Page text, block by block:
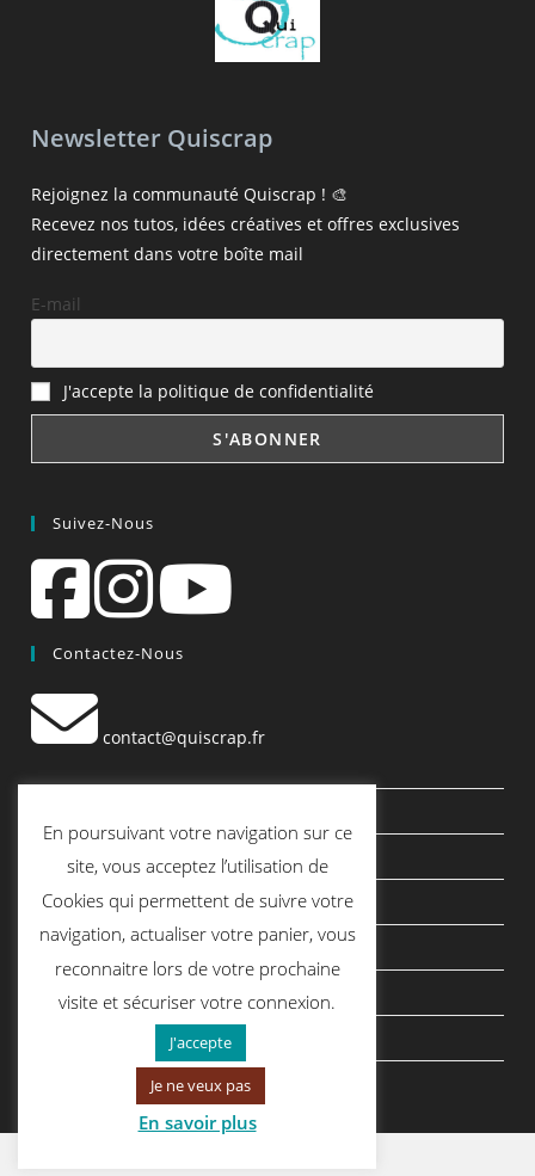
Newsletter Quiscrap
Rejoignez la communauté Quiscrap ! 🎨
Recevez nos tutos, idées créatives et offres exclusives
directement dans votre boîte mail
E-mail
J'accepte la politique de confidentialité
Suivez-Nous
Contactez-Nous
contact@quiscrap.fr
Le Blog
Conditions générales de vente
Mentions légales
Politique de confidentialité
politique de cookies
En poursuivant votre navigation sur ce
site, vous acceptez l’utilisation de
Cookies qui permettent de suivre votre
navigation, actualiser votre panier, vous
reconnaitre lors de votre prochaine
visite et sécuriser votre connexion.
J'accepte
Je ne veux pas
En savoir plus